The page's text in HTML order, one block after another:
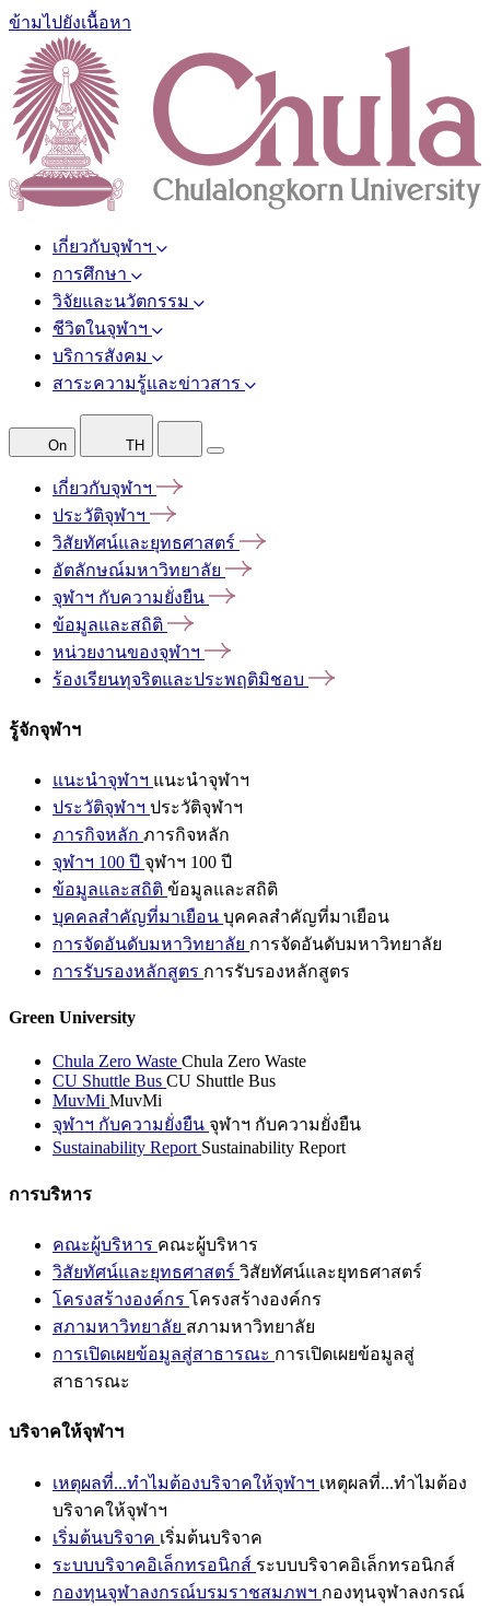
ข้ามไปยังเนื้อหา
เกี่ยวกับจุฬาฯ
การศึกษา
วิจัยและนวัตกรรม
ชีวิตในจุฬาฯ
บริการสังคม
สาระความรู้และข่าวสาร
On TH
เกี่ยวกับจุฬาฯ
ประวัติจุฬาฯ
วิสัยทัศน์และยุทธศาสตร์
อัตลักษณ์มหาวิทยาลัย
จุฬาฯ กับความยั่งยืน
ข้อมูลและสถิติ
หน่วยงานของจุฬาฯ
ร้องเรียนทุจริตและประพฤติมิชอบ
รู้จักจุฬาฯ
แนะนำจุฬาฯ แนะนำจุฬาฯ
ประวัติจุฬาฯ ประวัติจุฬาฯ
ภารกิจหลัก ภารกิจหลัก
จุฬาฯ 100 ปี จุฬาฯ 100 ปี
ข้อมูลและสถิติ ข้อมูลและสถิติ
บุคคลสำคัญที่มาเยือน บุคคลสำคัญที่มาเยือน
การจัดอันดับมหาวิทยาลัย การจัดอันดับมหาวิทยาลัย
การรับรองหลักสูตร การรับรองหลักสูตร
Green University
Chula Zero Waste Chula Zero Waste
CU Shuttle Bus CU Shuttle Bus
MuvMi MuvMi
จุฬาฯ กับความยั่งยืน จุฬาฯ กับความยั่งยืน
Sustainability Report Sustainability Report
การบริหาร
คณะผู้บริหาร คณะผู้บริหาร
วิสัยทัศน์และยุทธศาสตร์ วิสัยทัศน์และยุทธศาสตร์
โครงสร้างองค์กร โครงสร้างองค์กร
สภามหาวิทยาลัย สภามหาวิทยาลัย
การเปิดเผยข้อมูลสู่สาธารณะ การเปิดเผยข้อมูลสู่
สาธารณะ
บริจาคให้จุฬาฯ
เหตุผลที่...ทำไมต้องบริจาคให้จุฬาฯ เหตุผลที่...ทำไมต้อง
บริจาคให้จุฬาฯ
เริ่มต้นบริจาค เริ่มต้นบริจาค
ระบบบริจาคอิเล็กทรอนิกส์ ระบบบริจาคอิเล็กทรอนิกส์
กองทุนจุฬาลงกรณ์บรมราชสมภพฯ กองทุนจุฬาลงกรณ์